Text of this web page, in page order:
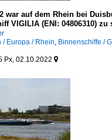
war auf dem Rhein bei
VIGILIA (ENI: 04806310) zu
/ Europa / Rhein, Binnenschiffe /
Px, 02.10.2022 